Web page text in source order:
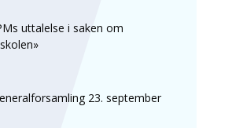
uttalelse i saken om
23. september